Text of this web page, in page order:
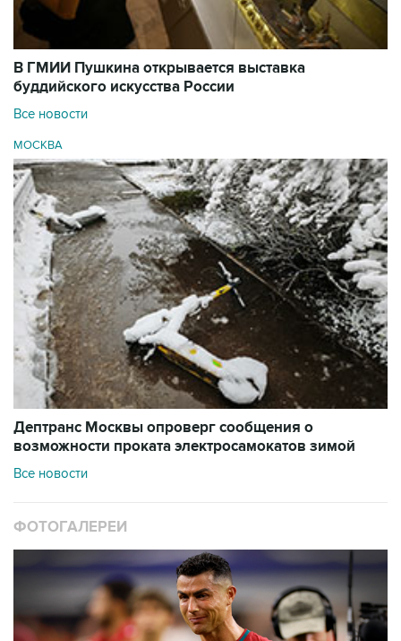
В ГМИИ Пушкина открывается выставка
буддийского искусства России
Все новости
МОСКВА
Дептранс Москвы опроверг сообщения о
возможности проката электросамокатов зимой
Все новости
ФОТОГАЛЕРЕИ